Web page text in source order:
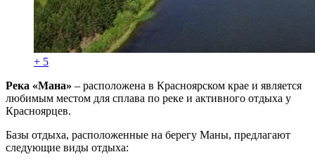
+ 5
Река «Мана» – расположена в Красноярском крае и является
любимым местом для сплава по реке и активного отдыха у
Красноярцев.
Базы отдыха, расположенные на берегу Маны, предлагают
следующие виды отдыха: